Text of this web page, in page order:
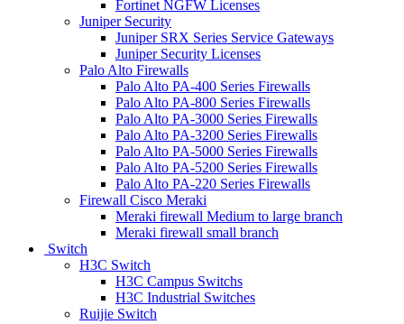
Fortinet NGFW Licenses
Juniper Security
Juniper SRX Series Service Gateways
Juniper Security Licenses
Palo Alto Firewalls
Palo Alto PA-400 Series Firewalls
Palo Alto PA-800 Series Firewalls
Palo Alto PA-3000 Series Firewalls
Palo Alto PA-3200 Series Firewalls
Palo Alto PA-5000 Series Firewalls
Palo Alto PA-5200 Series Firewalls
Palo Alto PA-220 Series Firewalls
Firewall Cisco Meraki
Meraki firewall Medium to large branch
Meraki firewall small branch
Switch
H3C Switch
H3C Campus Switchs
H3C Industrial Switches
Ruijie Switch